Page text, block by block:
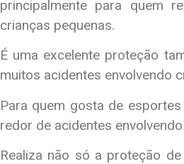
principalmente para quem
crianças pequenas.
É uma excelente proteção
muitos acidentes envolvendo
Para quem gosta de
redor de acidentes
Realiza não só a proteção